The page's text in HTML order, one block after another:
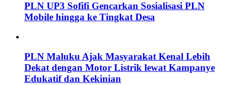
PLN UP3 Sofifi Gencarkan Sosialisasi PLN
Mobile hingga ke Tingkat Desa
PLN Maluku Ajak Masyarakat Kenal Lebih
Dekat dengan Motor Listrik lewat Kampanye
Edukatif dan Kekinian